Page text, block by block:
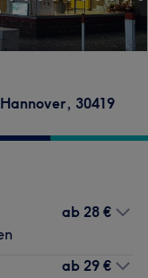
Hannover, 30419
ab 28 €
ab 29 €